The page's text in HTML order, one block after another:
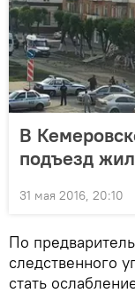
В
подъезд
31 мая 2016, 20:10
По
следственного
стать